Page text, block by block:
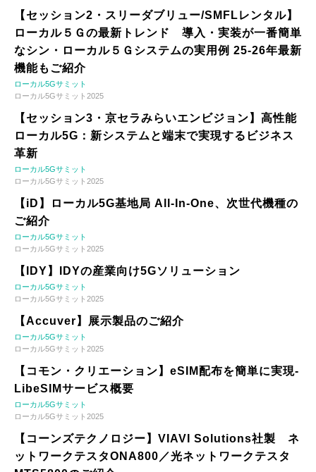
【セッション2・スリーダブリュー/SMFLレンタル】
ローカル５Ｇの最新トレンド 導入・実装が一番簡単
なシン・ローカル５Ｇシステムの実用例 25-26年最新
機能もご紹介
ローカル5Gサミット
ローカル5Gサミット2025
【セッション3・京セラみらいエンビジョン】高性能
ローカル5G：新システムと端末で実現するビジネス
革新
ローカル5Gサミット
ローカル5Gサミット2025
【iD】ローカル5G基地局 All-In-One、次世代機種の
ご紹介
ローカル5Gサミット
ローカル5Gサミット2025
【IDY】IDYの産業向け5Gソリューション
ローカル5Gサミット
ローカル5Gサミット2025
【Accuver】展示製品のご紹介
ローカル5Gサミット
ローカル5Gサミット2025
【コモン・クリエーション】eSIM配布を簡単に実現-
LibeSIMサービス概要
ローカル5Gサミット
ローカル5Gサミット2025
【コーンズテクノロジー】VIAVI Solutions社製 ネ
ットワークテスタONA800／光ネットワークテスタ